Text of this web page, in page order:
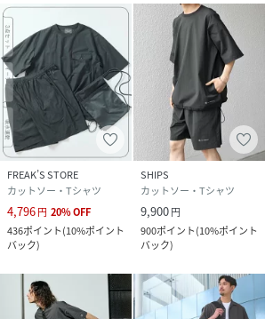
※着用、お取り扱いの際は、商品につい
テンションタグを必ずご確認下さい。
※こちらの商品はオンラインストアでの
す。
性別タイプ メンズ
原産国 中国
素材 ポリエステル100%
サイズ S、M、L
FREAK’S STORE
カットソー・Tシャツ
4,796円 20%OFF
436ポイント(10%ポイント
バック)
SHIPS
カットソー・Tシャツ
9,900円
900ポイント(10%ポイント
バック)